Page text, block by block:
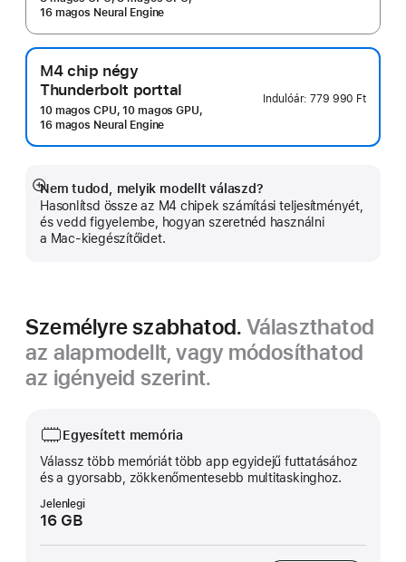
16 magos Neural Engine
M4 chip négy
Thunderbolt porttal
10 magos CPU, 10 magos GPU,
16 magos Neural Engine
Indulóár:779 990 Ft
Nem tudod, melyik modellt válaszd?
Hasonlítsd össze az M4 chipek számítási teljesítményét,
és vedd figyelembe, hogyan szeretnéd használni
a Mac-kiegészítőidet.
Bővebb
információ
Személyre szabhatod. Választhatod
az alapmodellt, vagy módosíthatod
az igényeid szerint.
Egyesített memória
Válassz több memóriát több app egyidejű futtatásához
és a gyorsabb, zökkenő­mentesebb multi­taskinghoz.
Jelenlegi
16 GB